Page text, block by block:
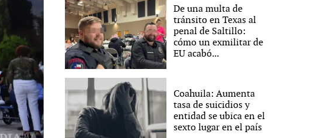
De una multa de
tránsito en Texas al
penal de Saltillo:
cómo un exmilitar de
EU acabó...
Coahuila: Aumenta
tasa de suicidios y
entidad se ubica en el
sexto lugar en el país